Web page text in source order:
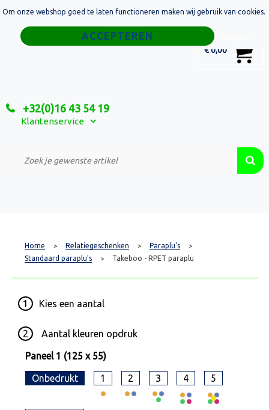
€ 0,00
+32(0)16 43 54 19
Klantenservice
Home
Relatiegeschenken
Custom Made Projecten
Home > Relatiegeschenken > Paraplu's >
Standaard paraplu's > Takeboo - RPET paraplu
1 Kies een aantal
2 Aantal kleuren opdruk
Paneel 1 (125 x 55)
Onbedrukt 1 2 3 4 5
Om onze webshop goed te laten functioneren maken wij gebruik van cookies.